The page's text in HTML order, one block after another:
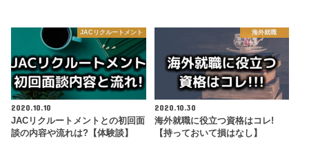
JACリクルートメント
2020.10.10
JACリクルートメントとの初回面
談の内容や流れは?【体験談】
海外就職
2020.10.30
海外就職に役立つ資格はコレ!
【持っておいて損はなし】